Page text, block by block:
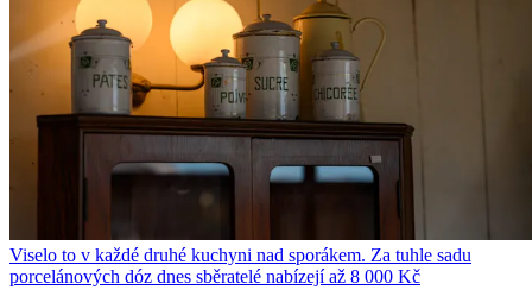
Viselo to v každé druhé kuchyni nad sporákem. Za tuhle sadu
porcelánových dóz dnes sběratelé nabízejí až 8 000 Kč